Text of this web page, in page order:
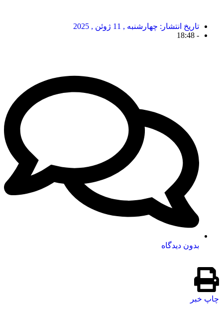
تاریخ انتشار: چهارشنبه , 11 ژوئن , 2025
-
18:48
بدون دیدگاه
چاپ خبر